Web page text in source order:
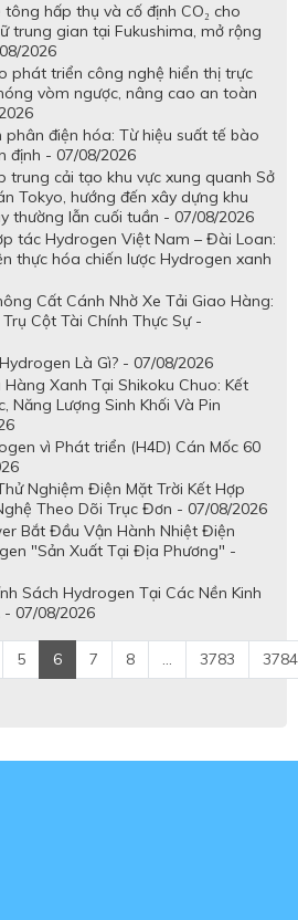
hấp thụ và cố định CO₂ cho
trung gian tại Fukushima, mở rộng
2026
phát triển công nghệ hiển thị trực
vòm ngược, nâng cao an toàn
điện hóa: Từ hiệu suất tế bào
định - 07/08/2026
trung cải tạo khu vực xung quanh Sở
Tokyo, hướng đến xây dựng khu
thường lẫn cuối tuần - 07/08/2026
tác Hydrogen Việt Nam – Đài Loan:
thực hóa chiến lược Hydrogen xanh
Cất Cánh Nhờ Xe Tải Giao Hàng:
Cột Tài Chính Thực Sự -
Là Gì? - 07/08/2026
Hàng Xanh Tại Shikoku Chuo: Kết
Năng Lượng Sinh Khối Và Pin
vì Phát triển (H4D) Cán Mốc 60
Nghiệm Điện Mặt Trời Kết Hợp
Theo Dõi Trục Đơn - 07/08/2026
Bắt Đầu Vận Hành Nhiệt Điện
"Sản Xuất Tại Địa Phương" -
Sách Hydrogen Tại Các Nền Kinh
07/08/2026
5 6 7 8 ... 3783 3784